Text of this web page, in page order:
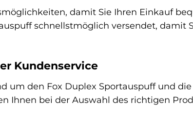
damit Sie Ihren Einkauf
schnellstmöglich versendet, damit
Kundenservice
um den Fox Duplex Sportauspuff und
Ihnen bei der Auswahl des richtigen